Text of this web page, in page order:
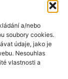
a/nebo
soubory cookies.
údaje, jako je
Nesouhlas
vlastnosti a
Blatská 1491